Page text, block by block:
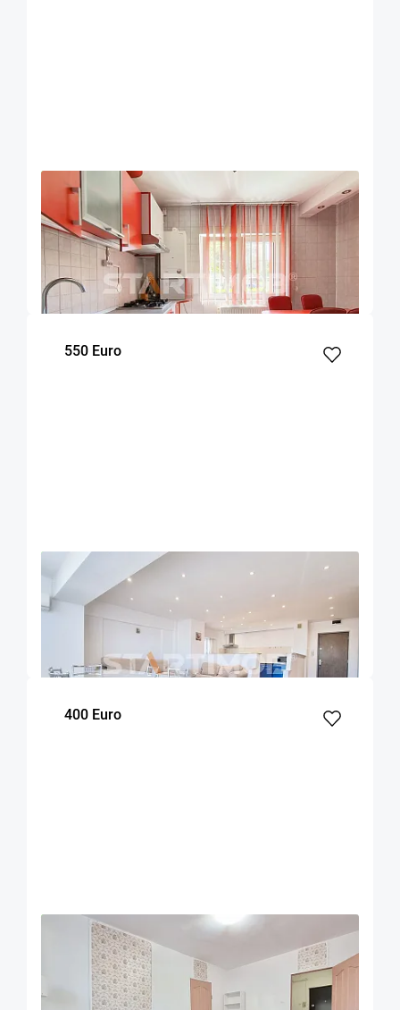
OFERTA NOUA COMISION 50%
Garsoniera mobilata str Carpatilor zona
Judetean
Brasov
m²
Parter
Etaj
550 Euro
OFERTA NOUA COMISION 50%
Apartament 3 camere zona Grivitei
Brasov
2
dormitoare
7
Etaj
400 Euro
OFERTA NOUA EXCLUSIVITATE
Apartament mobilat doua camere Zizinului
52 1 Parter